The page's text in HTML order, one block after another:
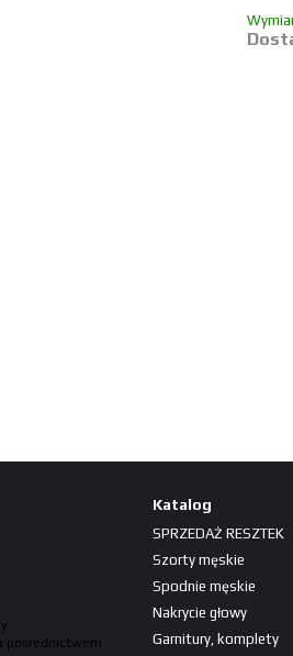
Katalog
SPRZEDAŻ RESZTEK
Szorty męskie
Spodnie męskie
Nakrycie głowy
Garnitury, komplety